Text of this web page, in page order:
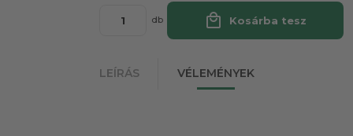
db local_mall Kosárba tesz
LEÍRÁS VÉLEMÉNYEK